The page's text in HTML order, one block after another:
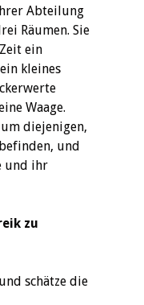
Abteilung
Räumen. Sie
ein
kleines
Waage.
diejenigen,
und
und ihr
zu
schätze die